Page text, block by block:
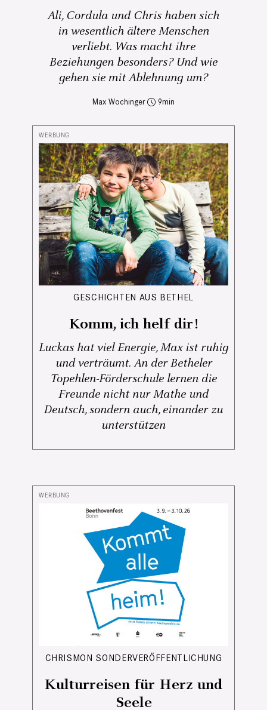
Ali, Cordula und Chris haben sich
in wesentlich ältere Menschen
verliebt. Was macht ihre
Beziehungen besonders? Und wie
gehen sie mit Ablehnung um?
Max Wochinger 9
GESCHICHTEN AUS BETHEL
Komm, ich helf dir!
Luckas hat viel Energie, Max ist ruhig
und verträumt. An der Betheler
Topehlen-Förderschule lernen die
Freunde nicht nur Mathe und
Deutsch, sondern auch, einander zu
unterstützen
CHRISMON SONDERVERÖFFENTLICHUNG
Kulturreisen für Herz und
Seele